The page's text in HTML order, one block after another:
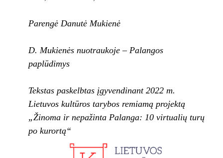
Parengė Danutė Mukienė
D. Mukienės nuotraukoje – Palangos
paplūdimys
Tekstas paskelbtas įgyvendinant 2022 m.
Lietuvos kultūros tarybos remiamą projektą
„Žinoma ir nepažinta Palanga: 10 virtualių turų
po kurortą“